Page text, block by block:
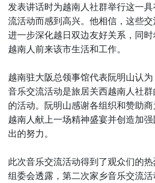
发表讲话时为越南人社群举行这一
流活动而感到高兴。他相信，这些
进一步深化越日双边友好关系，同
越南人前来该市生活和工作。
越南驻大阪总领事馆代表阮明山认
音乐交流活动是旅居关西越南人社
的活动。阮明山感谢各组织和赞助
越南人献上一场精神盛宴并创造加
出的努力。
此次音乐交流活动得到了观众们的热
组委会透露，第二次家乡音乐交流